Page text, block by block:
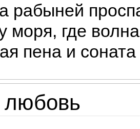
рабыней
моря, где
пена и
любовь